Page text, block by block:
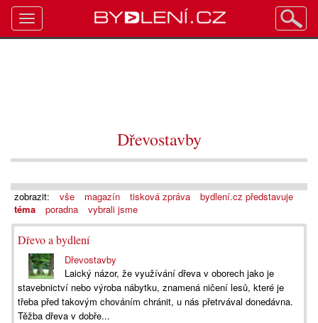
Dřevostavby
zobrazit: vše magazín tisková zpráva
bydlení.cz představuje
téma
poradna vybrali jsme
Dřevo a bydlení
Dřevostavby
Laický názor, že využívání dřeva v oborech jako je
stavebnictví nebo výroba nábytku, znamená ničení lesů, které je
třeba před takovým chováním chránit, u nás přetrvával donedávna.
Těžba dřeva v dobře...
Toggle
navigation